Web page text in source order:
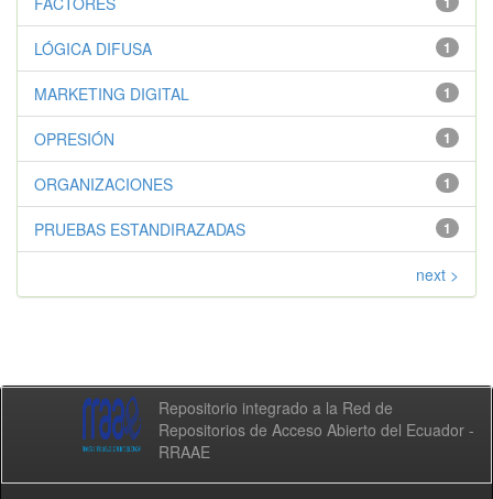
1
LÓGICA DIFUSA
1
MARKETING DIGITAL
1
OPRESIÓN
1
ORGANIZACIONES
1
PRUEBAS ESTANDIRAZADAS
next >
Repositorio integrado a la Red de
Repositorios de Acceso Abierto del Ecuador -
RRAAE